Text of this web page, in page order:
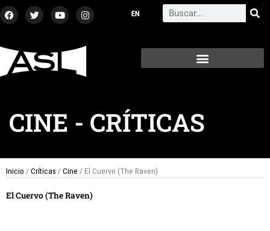
al
F
a
c
o
k
T
w
i
e
r
Y
o
u
b
I
n
s
a
Search
CINE - CRÍTICAS
Inicio /Críticas /Cine / El Cuervo (The Raven)
El Cuervo (The Raven)